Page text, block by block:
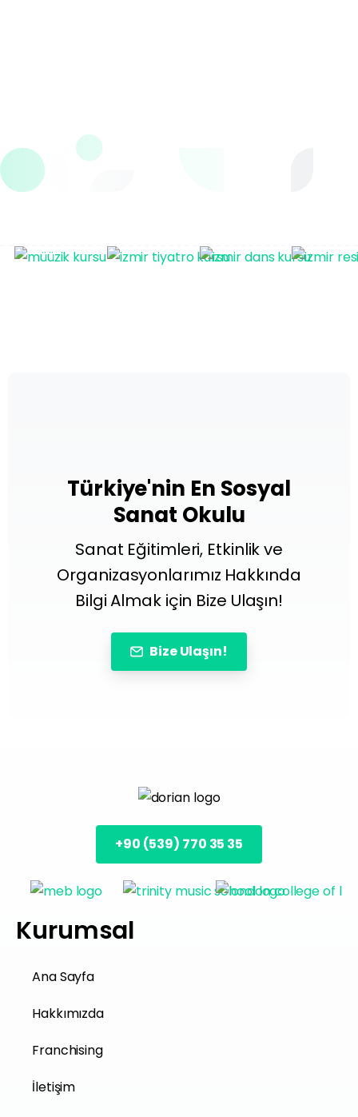
Türkiye'nin En Sosyal
Sanat Okulu
Sanat Eğitimleri, Etkinlik ve
Organizasyonlarımız Hakkında
Bilgi Almak için Bize Ulaşın!
Bize Ulaşın!
+90 (539) 770 35 35
Kurumsal
Ana Sayfa
Hakkımızda
Franchising
İletişim